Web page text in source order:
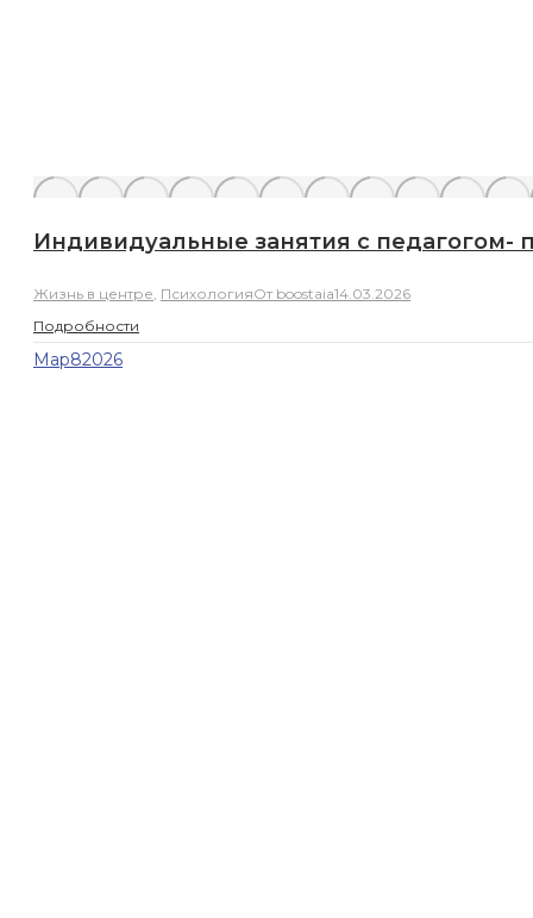
Индивидуальные занятия с
Жизнь в центре, ПсихологияОт boostaia14.03.2026
Подробности
Мар82026